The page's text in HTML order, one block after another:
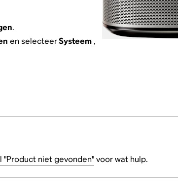
.
en selecteerSysteem,
"Product niet gevonden"voor wat hulp.